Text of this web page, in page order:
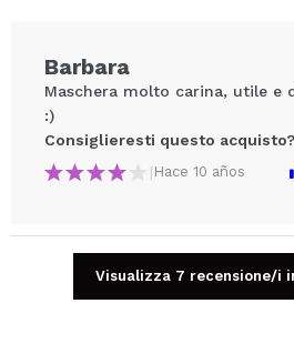
Condividi un video
Il tuo video potrebbe essere il
Barbara
Maschera molto carina, utile e
:)
Consiglieresti questo acquisto?
| Hace 10 años
Visualizza 7 recensione/i